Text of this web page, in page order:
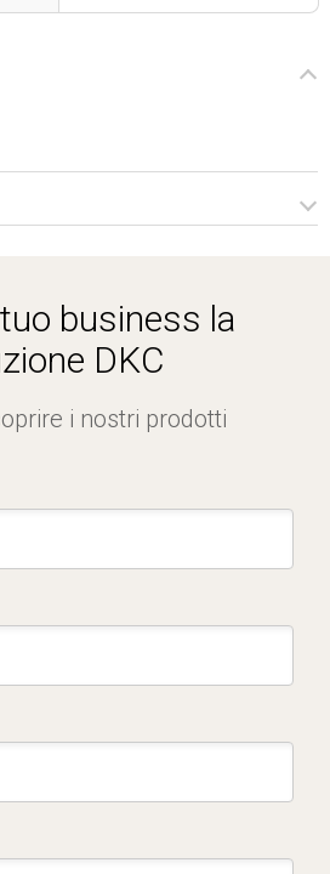
business la
DKC
i nostri prodotti